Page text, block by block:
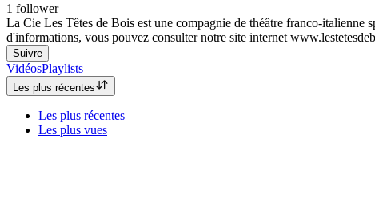
1 follower
La Cie Les Têtes de Bois est une compagnie de théâtre franco-
d'informations, vous pouvez consulter notre site internet
Suivre
VidéosPlaylists
Les plus récentes
Les plus récentes
Les plus vues